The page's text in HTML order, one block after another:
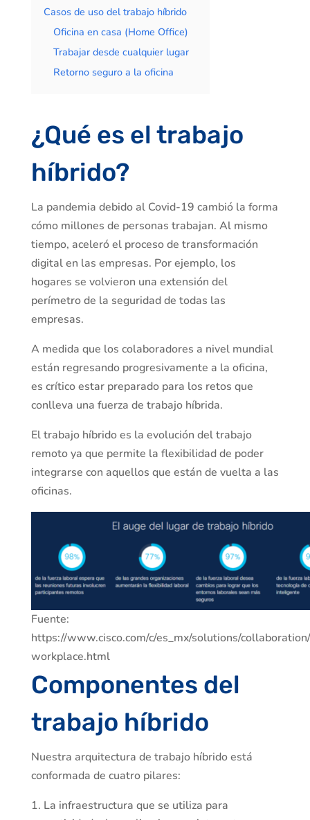
Casos de uso del trabajo híbrido
Oficina en casa (Home Office)
Trabajar desde cualquier lugar
Retorno seguro a la oficina
¿Qué es el trabajo
híbrido?
La pandemia debido al Covid-19 cambió la forma
cómo millones de personas trabajan. Al mismo
tiempo, aceleró el proceso de transformación
digital en las empresas. Por ejemplo, los
hogares se volvieron una extensión del
perímetro de la seguridad de todas las
empresas.
A medida que los colaboradores a nivel mundial
están regresando progresivamente a la oficina,
es crítico estar preparado para los retos que
conlleva una fuerza de trabajo híbrida.
El trabajo híbrido es la evolución del trabajo
remoto ya que permite la flexibilidad de poder
integrarse con aquellos que están de vuelta a las
oficinas.
Fuente:
https://www.cisco.com/c/es_mx/solutions/
workplace.html
Componentes del
trabajo híbrido
Nuestra arquitectura de trabajo híbrido está
conformada de cuatro pilares:
La infraestructura que se utiliza para